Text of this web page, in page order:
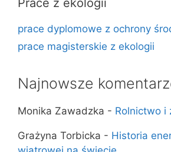
Prace z ekologii
prace dyplomowe z ochrony
prace magisterskie z ekologii
Najnowsze
Monika Zawadzka - Rolnictwo i
Grażyna Torbicka - Historia